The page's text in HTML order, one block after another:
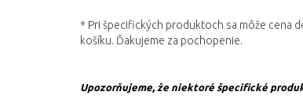
* Pri špecifických produktoch sa môže cena
košíku. Ďakujeme za pochopenie.
Upozorňujeme, že niektoré špecifické